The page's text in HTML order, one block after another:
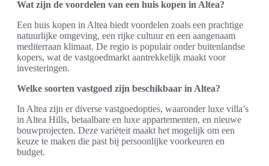
Wat zijn de voordelen van een huis kopen in Altea?
Een huis kopen in Altea biedt voordelen zoals een prachtige
natuurlijke omgeving, een rijke cultuur en een aangenaam
mediterraan klimaat. De regio is populair onder buitenlandse
kopers, wat de vastgoedmarkt aantrekkelijk maakt voor
investeringen.
Welke soorten vastgoed zijn beschikbaar in Altea?
In Altea zijn er diverse vastgoedopties, waaronder luxe villa’s
in Altea Hills, betaalbare en luxe appartementen, en nieuwe
bouwprojecten. Deze variëteit maakt het mogelijk om een
keuze te maken die past bij persoonlijke voorkeuren en
budget.